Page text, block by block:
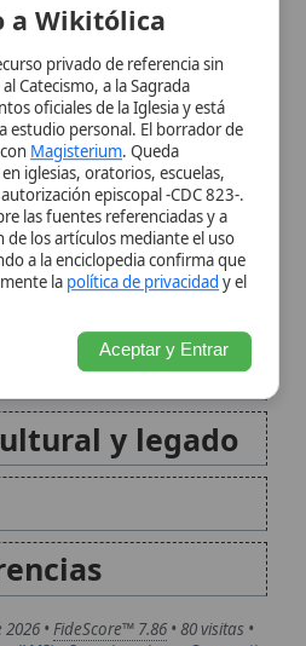
Tomás de
la teología
y legado
•
•Sugerir mejora•Compartir
QR Instalar aplicación
divina
divina es uno
más profundos en la
la existencia del
un Dios omnipotente,
fuentes referenciadas y a
artículos mediante el uso
la enciclopedia confirma que
lapolítica de privacidady el
Aceptar y Entrar